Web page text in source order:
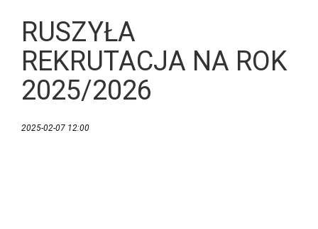
RUSZYŁA
REKRUTACJA NA ROK
2025/2026
2025-02-07 12:00